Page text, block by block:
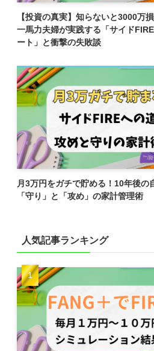
【投資の真実】知らないと3000万
一馬力夫婦が実践する「サイド
ート」と衝撃の失敗談
月3万円をガチで貯める！10年後の
「守り」と「攻め」の家計管理術
人気記事ランキング